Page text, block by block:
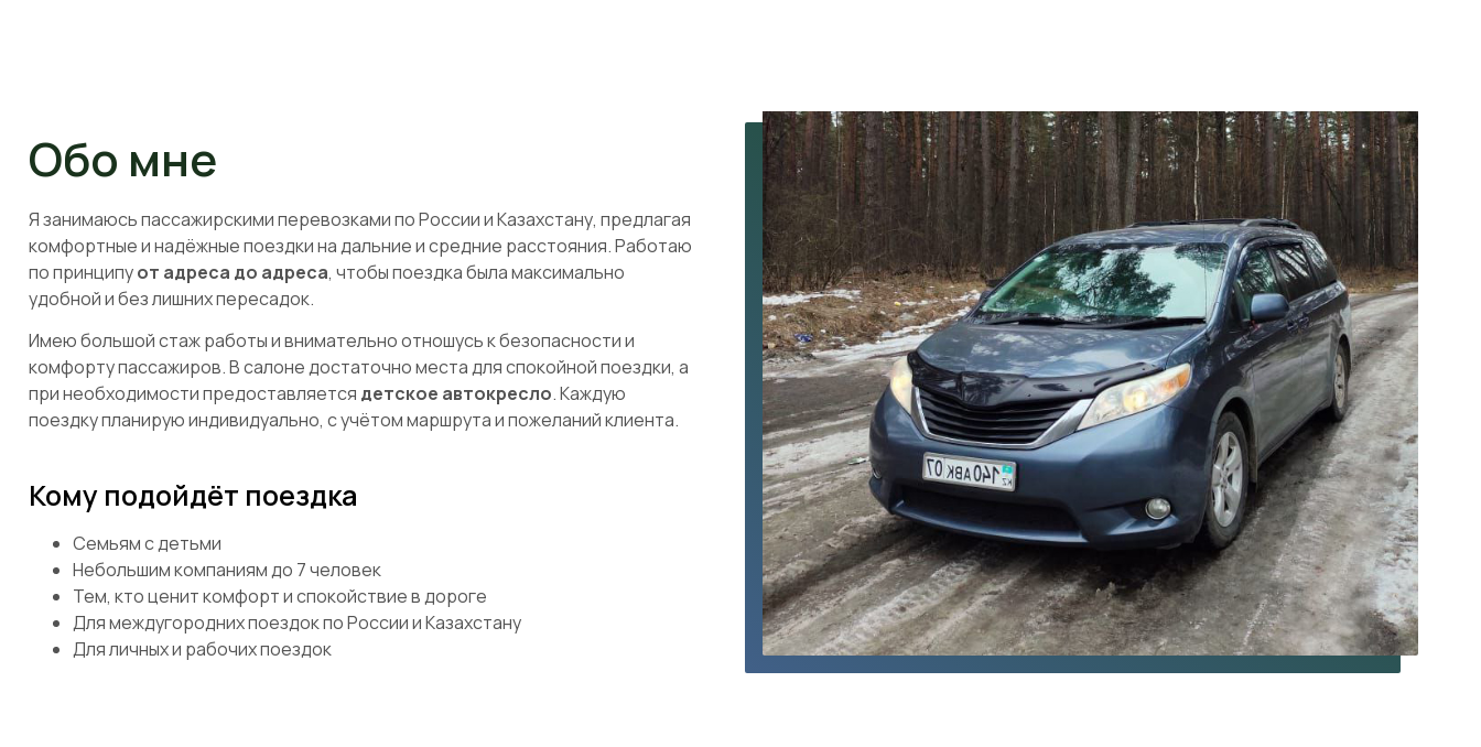
Обо мне
Я занимаюсь пассажирскими перевозками по России и Казахстану, предлагая
комфортные и надёжные поездки на дальние и средние расстояния. Работаю
по принципуот адреса до адреса, чтобы поездка была максимально
удобной и без лишних пересадок.
Имею большой стаж работы и внимательно отношусь к безопасности и
комфорту пассажиров. В салоне достаточно места для спокойной поездки, а
при необходимости предоставляется детское автокресло. Каждую
поездку планирую индивидуально, с учётом маршрута и пожеланий клиента.
Кому подойдёт поездка
Семьям с детьми
Небольшим компаниям до 7 человек
Тем, кто ценит комфорт и спокойствие в дороге
Для междугородних поездок по России и Казахстану
Для личных и рабочих поездок